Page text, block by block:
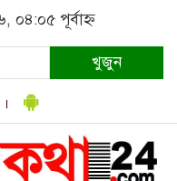
০৪:০৫ পূর্বাহ্ন
খুজুন